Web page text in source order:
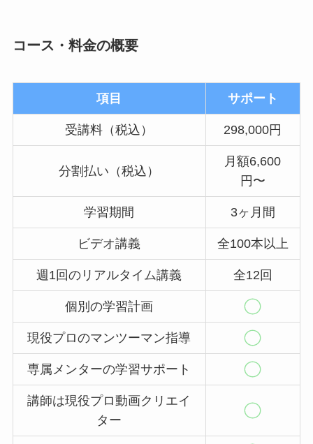
コース・料金の概要
項目 サポート
受講料（税込） 298,000円
分割払い（税込）
月額6,600
円〜
学習期間 3ヶ月間
ビデオ講義 全100本以上
週1回のリアルタイム講義 全12回
個別の学習計画
現役プロのマンツーマン指導
専属メンターの学習サポート
講師は現役プロ動画クリエイ
ター